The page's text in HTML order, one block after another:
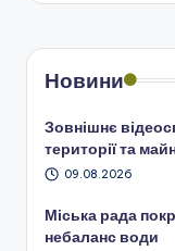
Новини
Зовнішнє
території та
09.08.2026
Міська рада
небаланс води